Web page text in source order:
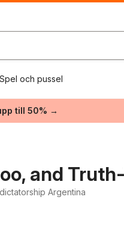
Spel och pussel
till 50% →
and
Argentina